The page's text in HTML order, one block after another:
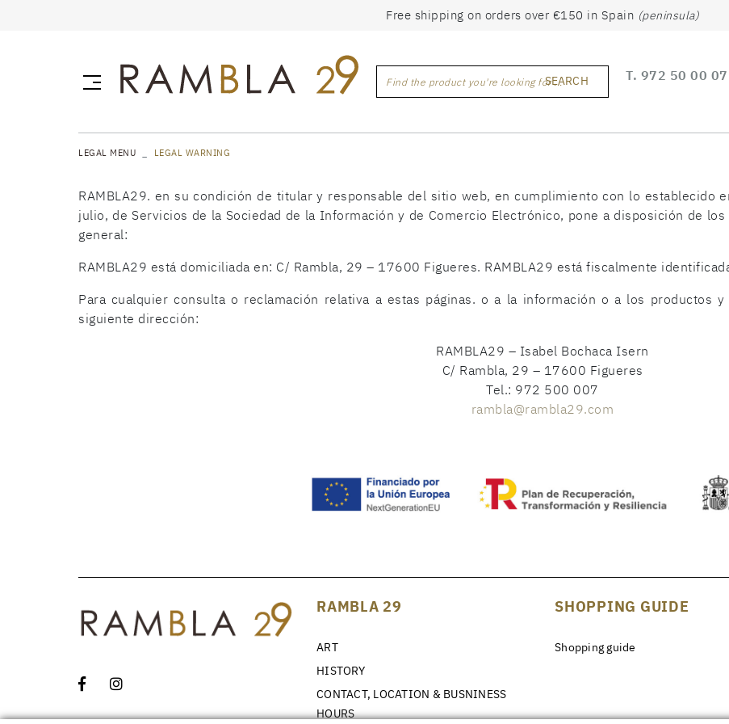
Free shipping on orders over €150 in Spain (peninsula)
Find the product you're looking for ...SEARCH T. 972 50 00 07
LEGAL MENU LEGAL WARNING
RAMBLA29. en su condición de titular y responsable del sitio web, en cumplimiento con lo
julio, de Servicios de la Sociedad de la Información y de Comercio Electrónico, pone a disposición de
general:
RAMBLA29 está domiciliada en: C/ Rambla, 29 – 17600 Figueres. RAMBLA29 está fiscalmente
Para cualquier consulta o reclamación relativa a estas páginas. o a la información o a los productos
siguiente dirección:
RAMBLA29 – Isabel Bochaca Isern
C/ Rambla, 29 – 17600 Figueres
Tel.: 972 500 007
rambla@rambla29.com
RAMBLA 29
ART
HISTORY
CONTACT, LOCATION & BUSNINESS
HOURS
SHOPPING GUIDE
Shopping guide